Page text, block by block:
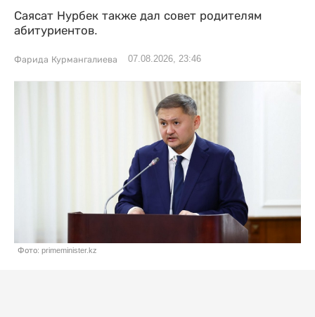
Саясат Нурбек также дал совет родителям
абитуриентов.
Фарида Курмангалиева 07.08.2026, 23:46
Фото: primeminister.kz